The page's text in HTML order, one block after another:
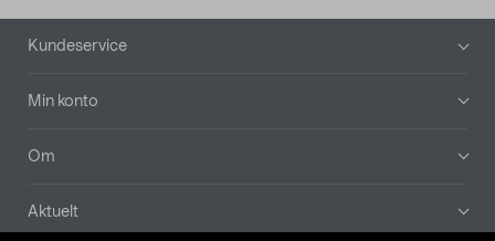
Bunntekst
Kundeservice
Min konto
Om
Aktuelt